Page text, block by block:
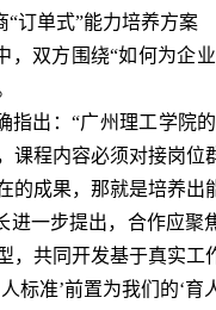
“订单式”能力培养方案
，双方围绕“如何为企
指出：“广州理工学院
课程内容必须对接岗
的成果，那就是培养出
进一步提出，合作应聚
，共同开发基于真实
标准’前置为我们的‘育